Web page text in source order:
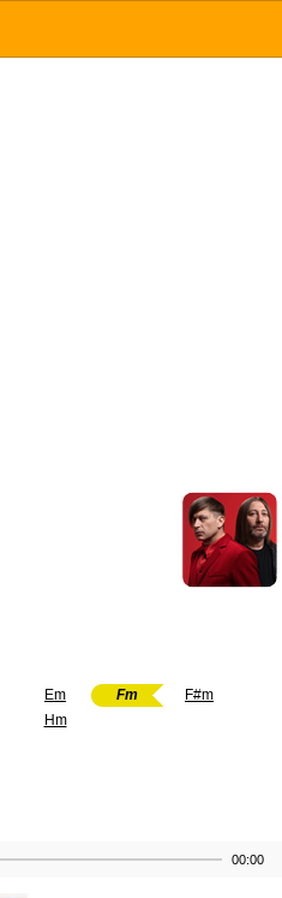
Em Fm
F#m
Hm
00:00